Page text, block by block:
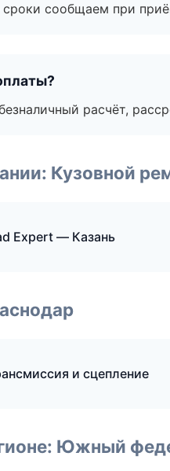
сообщаем при
расчёт,
Кузовной
Expert — Казань
и сцепление
Южный